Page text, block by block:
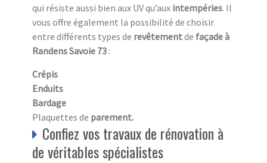
qui résiste aussi bien aux UVqu’aux intempéries. Il
vous offre également la possibilité de choisir
entre différents types de revêtementde façade à
Randens Savoie 73 :
Crépis
Enduits
Bardage
Plaquettes de parement.
Confiez vos travaux de rénovation à
de véritables spécialistes